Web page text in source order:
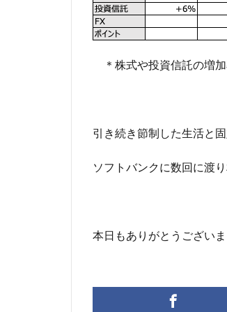
＊株式や投資信託の増加
引き続き節制した生活と
ソフトバンクに数回に渡
本日もありがとうございま